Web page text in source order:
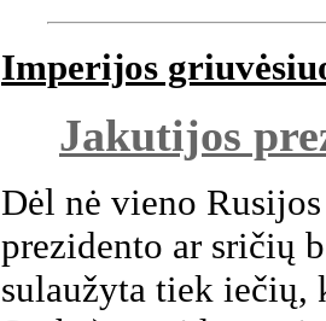
Imperijos
Jakutijos
Dėl nė vieno
prezidento ar sričių
sulaužyta tiek iečių,